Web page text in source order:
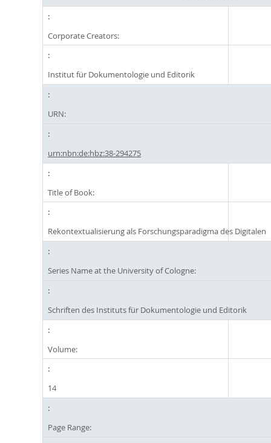
Corporate Creators:
Institut für Dokumentologie und Editorik
URN:
urn:nbn:de:hbz:38-294275
Title of Book:
Rekontextualisierung als Forschungsparadigma des Digitalen
Series Name at the University of Cologne:
Schriften des Instituts für Dokumentologie und Editorik
Volume:
14
Page Range: